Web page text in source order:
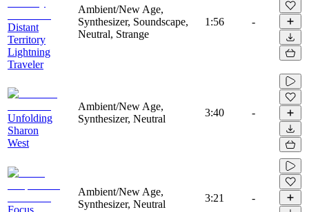
Distant
Territory
Lightning
Traveler
Ambient/New Age,
Synthesizer, Soundscape,
Neutral, Strange
1:56 -
Unfolding
Sharon
West
Ambient/New Age,
Synthesizer, Neutral
3:40 -
Focus
Ambient/New Age,
Synthesizer, Neutral
3:21 -